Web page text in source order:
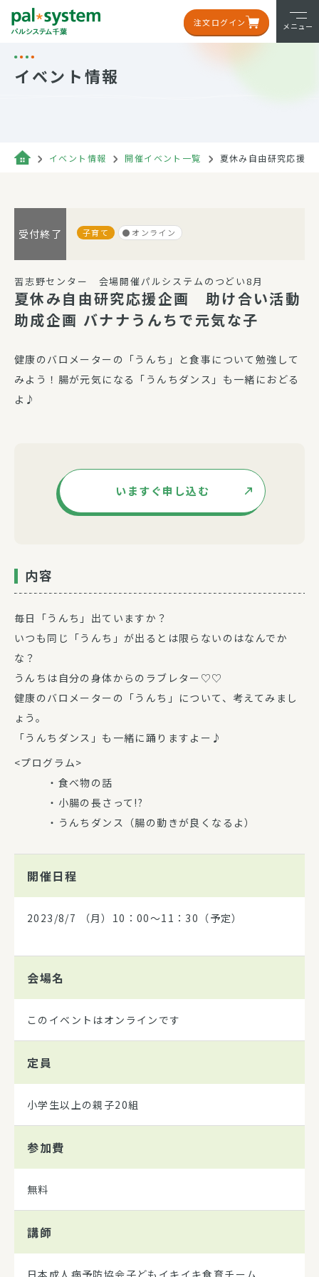
注文ログイン メニュー
イベント情報
イベント情報 開催イベント一覧 夏休み自由研究応援
受付終了 子育て オンライン
習志野センター 会場開催パルシステムのつどい8月
夏休み自由研究応援企画 助け合い活動
助成企画 バナナうんちで元気な子
健康のバロメーターの「うんち」と食事について勉強して
みよう！腸が元気になる「うんちダンス」も一緒におどる
よ♪
いますぐ申し込む
内容
毎日「うんち」出ていますか？
いつも同じ「うんち」が出るとは限らないのはなんでか
な？
うんちは自分の身体からのラブレター♡♡
健康のバロメーターの「うんち」について、考えてみまし
ょう。
「うんちダンス」も一緒に踊りますよー♪
<プログラム>
・食べ物の話
・小腸の長さって!?
・うんちダンス（腸の動きが良くなるよ）
開催日程
2023/8/7 （月）10：00～11：30（予定）
会場名
このイベントはオンラインです
定員
小学生以上の親子20組
参加費
無料
講師
日本成人病予防協会子どもイキイキ食育チーム